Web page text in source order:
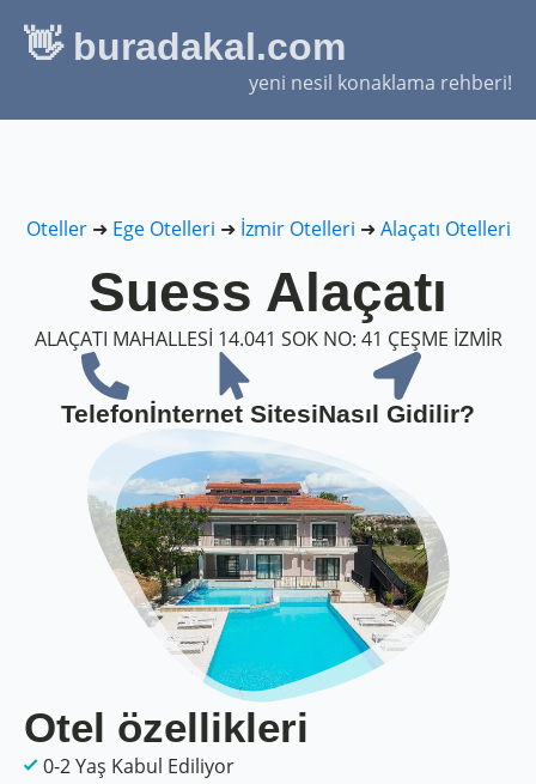
👋 buradakal.com
yeni nesil konaklama rehberi!
Oteller➜ Ege Otelleri ➜ İzmir Otelleri ➜ Alaçatı Otelleri
Suess Alaçatı
ALAÇATI MAHALLESİ 14.041 SOK NO: 41 ÇEŞME İZMİR
Telefonİnternet SitesiNasıl Gidilir?
Otel özellikleri
0-2 Yaş Kabul Ediliyor